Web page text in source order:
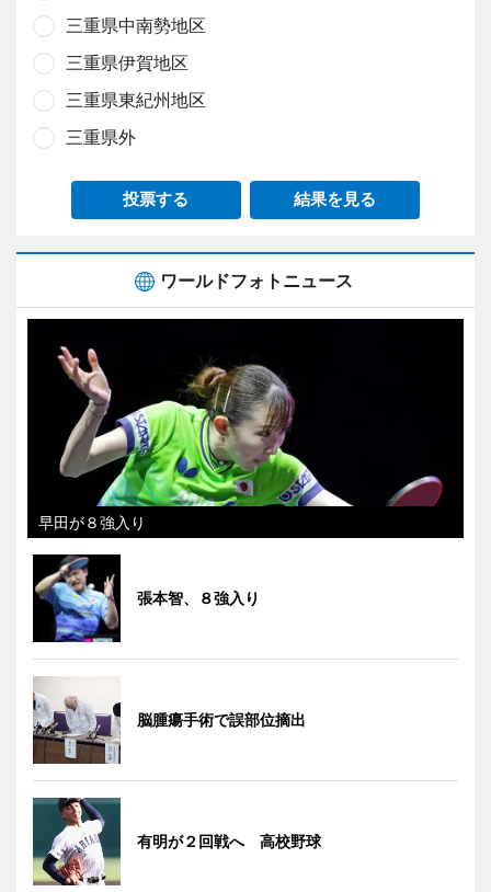
三重県中南勢地区
三重県伊賀地区
三重県東紀州地区
三重県外
投票する 結果を見る
ワールドフォトニュース
早田が８強入り
張本智、８強入り
脳腫瘍手術で誤部位摘出
有明が２回戦へ 高校野球